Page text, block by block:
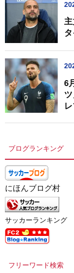
6
ブログランキング
にほんブログ村
サッカーランキング
フリーワード検索